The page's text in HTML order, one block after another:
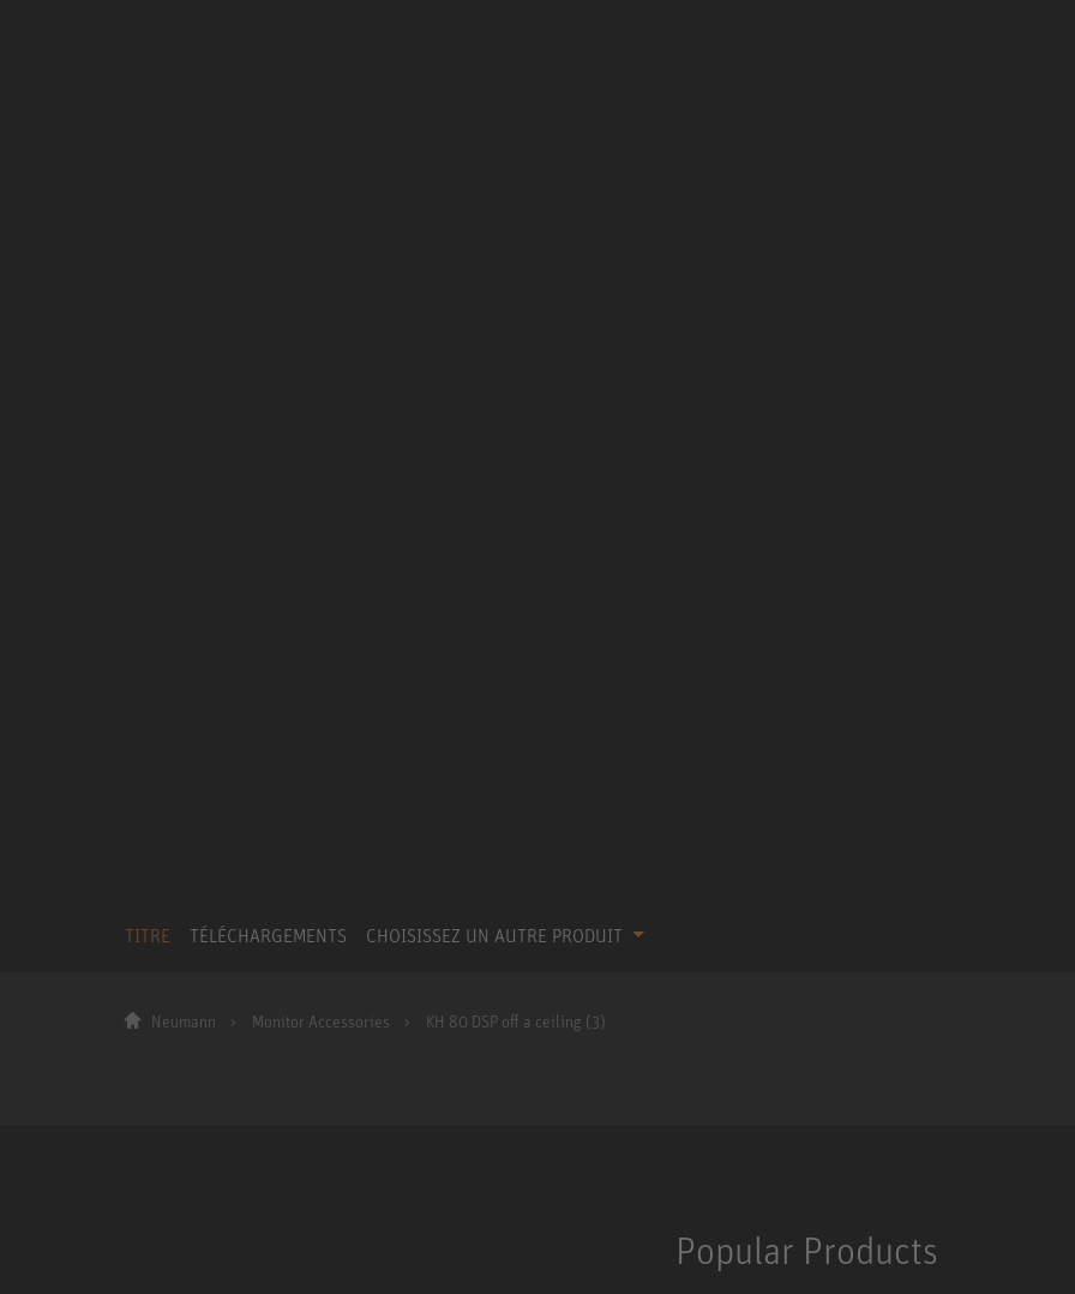
TITRE TÉLÉCHARGEMENTS CHOISISSEZ UN AUTRE PRODUIT
Neumann Monitor Accessories KH 80 DSP off a ceiling (3)
Popular Products